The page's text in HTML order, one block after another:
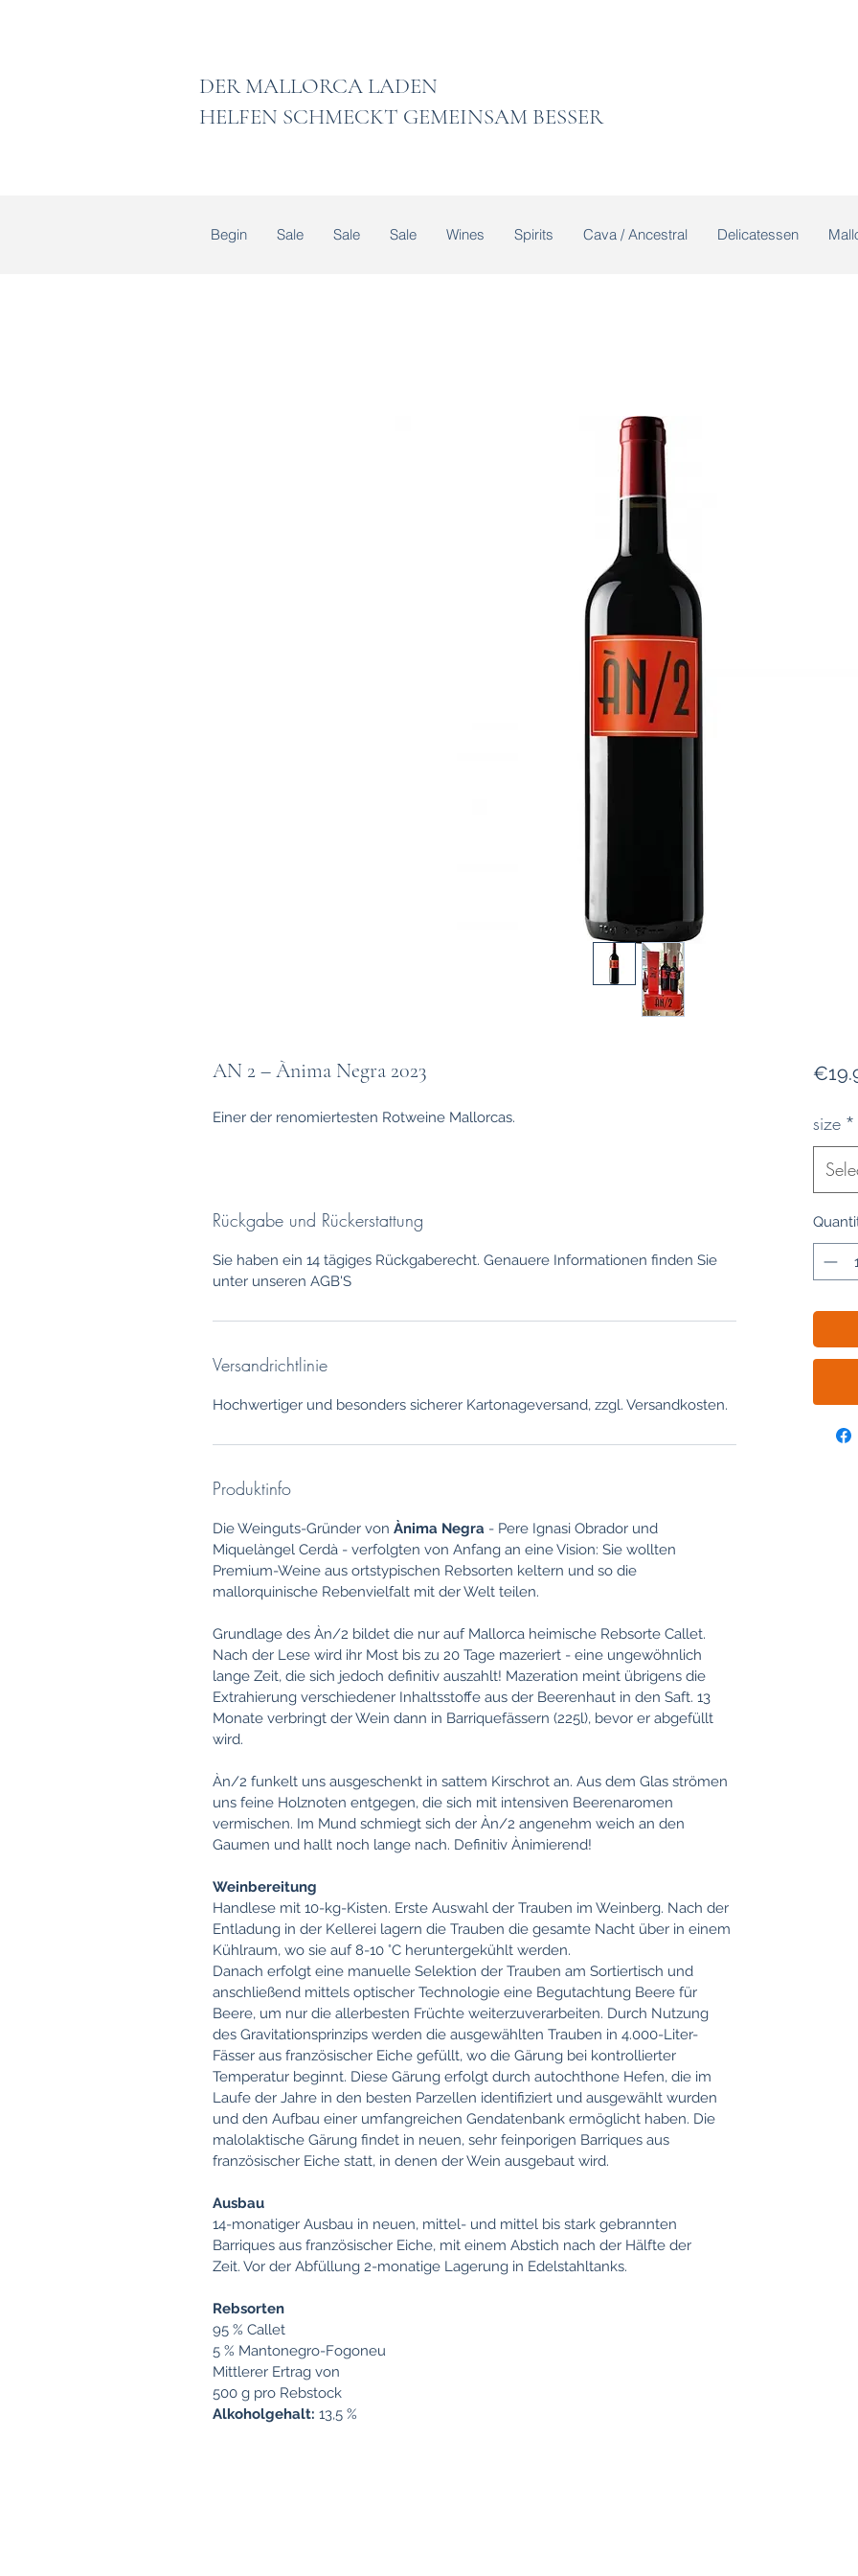
DER MALLORCA LADEN
HELFEN SCHMECKT GEMEINSAM BESSER
Begin Sale Sale Sale Wines Spirits Cava / Ancestral Delicatessen
AN 2 – Ànima Negra 2023
Einer der renomiertesten Rotweine Mallorcas.
Rückgabe und Rückerstattung
Sie haben ein 14 tägiges Rückgaberecht. Genauere Informationen finden Sie
unter unseren AGB'S
Versandrichtlinie
Hochwertiger und besonders sicherer Kartonageversand, zzgl. Versandkosten.
Produktinfo
Die Weinguts-Gründer von Ànima Negra - Pere Ignasi Obrador und
Miquelàngel Cerdà - verfolgten von Anfang an eine Vision: Sie wollten
Premium-Weine aus ortstypischen Rebsorten keltern und so die
mallorquinische Rebenvielfalt mit der Welt teilen.
Grundlage des Àn/2 bildet die nur auf Mallorca heimische Rebsorte Callet.
Nach der Lese wird ihr Most bis zu 20 Tage mazeriert - eine ungewöhnlich
lange Zeit, die sich jedoch definitiv auszahlt! Mazeration meint übrigens die
Extrahierung verschiedener Inhaltsstoffe aus der Beerenhaut in den Saft. 13
Monate verbringt der Wein dann in Barriquefässern (225l), bevor er abgefüllt
wird.
Àn/2 funkelt uns ausgeschenkt in sattem Kirschrot an. Aus dem Glas strömen
uns feine Holznoten entgegen, die sich mit intensiven Beerenaromen
vermischen. Im Mund schmiegt sich der Àn/2 angenehm weich an den
Gaumen und hallt noch lange nach. Definitiv Ànimierend!
Weinbereitung
Handlese mit 10-kg-Kisten. Erste Auswahl der Trauben im Weinberg. Nach der
Entladung in der Kellerei lagern die Trauben die gesamte Nacht über in einem
Kühlraum, wo sie auf 8-10 °C heruntergekühlt werden.
Danach erfolgt eine manuelle Selektion der Trauben am Sortiertisch und
anschließend mittels optischer Technologie eine Begutachtung Beere für
Beere, um nur die allerbesten Früchte weiterzuverarbeiten. Durch Nutzung
des Gravitationsprinzips werden die ausgewählten Trauben in 4.000-Liter-
Fässer aus französischer Eiche gefüllt, wo die Gärung bei kontrollierter
Temperatur beginnt. Diese Gärung erfolgt durch autochthone Hefen, die im
Laufe der Jahre in den besten Parzellen identifiziert und ausgewählt wurden
und den Aufbau einer umfangreichen Gendatenbank ermöglicht haben. Die
malolaktische Gärung findet in neuen, sehr feinporigen Barriques aus
französischer Eiche statt, in denen der Wein ausgebaut wird.
Ausbau
14-monatiger Ausbau in neuen, mittel- und mittel bis stark gebrannten
Barriques aus französischer Eiche, mit einem Abstich nach der Hälfte der
Zeit. Vor der Abfüllung 2-monatige Lagerung in Edelstahltanks.
Rebsorten
95 % Callet
5 % Mantonegro-Fogoneu
Mittlerer Ertrag von
500 g pro Rebstock
Alkoholgehalt: 13,5 %
size *